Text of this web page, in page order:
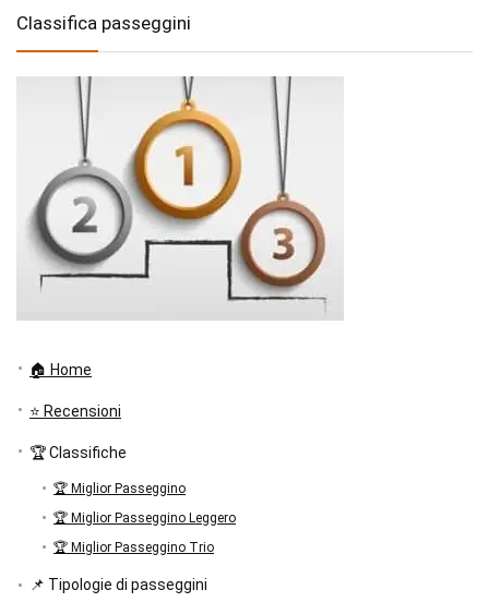
Classifica passeggini
🏠 Home
⭐ Recensioni
🏆 Classifiche
🏆 Miglior Passeggino
🏆 Miglior Passeggino Leggero
🏆 Miglior Passeggino Trio
📌 Tipologie di passeggini